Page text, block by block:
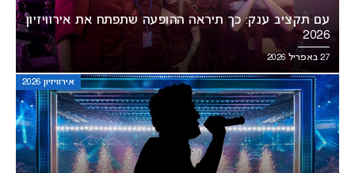
עם תקציב ענק: כך תיראה ההופעה שתפתח את אירוויזיון
2026
27 באפריל 2026
אירוויזיון 2026